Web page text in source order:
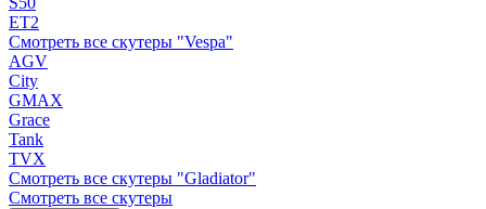
ET2
Смотреть все скутеры "Vespa"
AGV
City
GMAX
Grace
Tank
TVX
Смотреть все скутеры "Gladiator"
Смотреть все скутеры